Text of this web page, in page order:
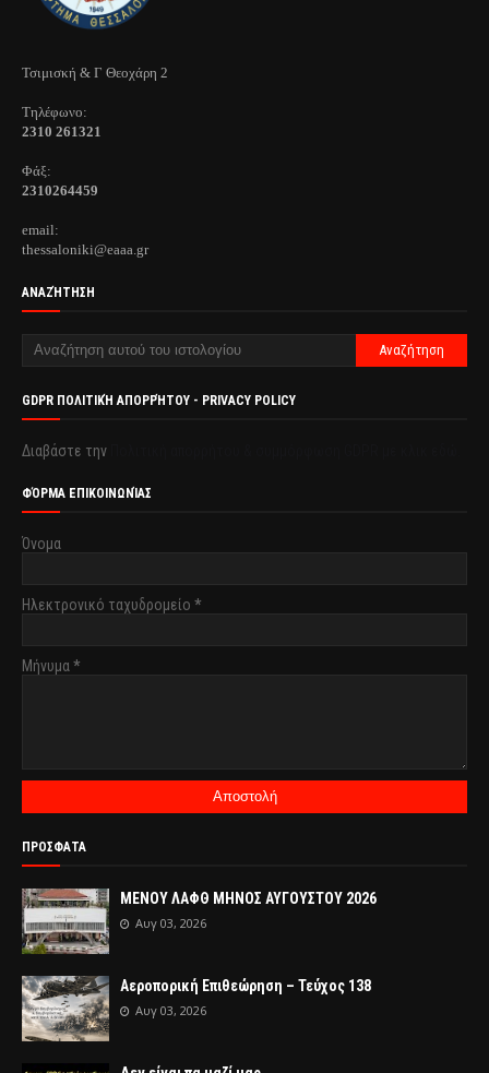
Τσιμισκή & Γ Θεοχάρη 2
Τηλέφωνo:
2310 261321
Φάξ:
2310264459
email:
thessaloniki@eaaa.gr
ΑΝΑΖΉΤΗΣΗ
GDPR ΠΟΛΙΤΙΚΉ ΑΠΟΡΡΉΤΟΥ - PRIVACY POLICY
Διαβάστε την
ΦΌΡΜΑ ΕΠΙΚΟΙΝΩΝΊΑΣ
Όνομα
Ηλεκτρονικό ταχυδρομείο *
Μήνυμα *
ΠΡΟΣΦΑΤΑ
ΜΕΝΟΥ ΛΑΦΘ ΜΗΝΟΣ ΑΥΓΟΥΣΤΟΥ 2026
Αυγ 03, 2026
Αεροπορική Επιθεώρηση – Τεύχος 138
Αυγ 03, 2026